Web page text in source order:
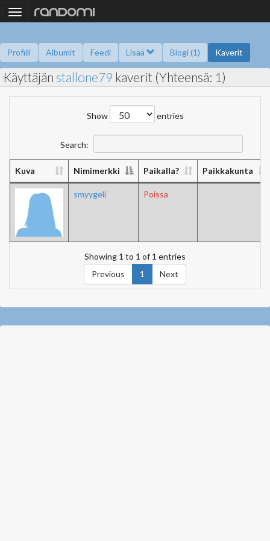
Toggle
navigation
Profiili Albumit Feedi Lisää Blogi (1) Kaverit
Kysy minulta Tietoa Kaverikirja Gallupit Saavutukset
Käyttäjän stallone79 kaverit (Yhteensä: 1)
Show entries
Search:
Kuva Nimimerkki Paikalla? Paikkakunta
smyygeli Poissa
Showing 1 to 1 of 1 entries
Previous
1 Next